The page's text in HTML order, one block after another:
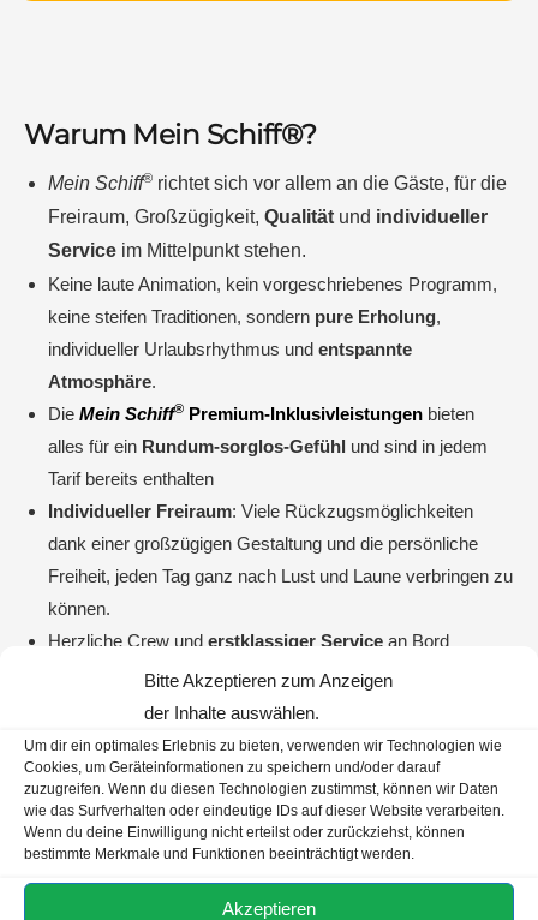
Bitte Akzeptieren zum Anzeigen
der Inhalte auswählen.
Um dir ein optimales Erlebnis zu bieten, verwenden wir Technologien wie
Cookies, um Geräteinformationen zu speichern und/oder darauf
zuzugreifen. Wenn du diesen Technologien zustimmst, können wir Daten
wie das Surfverhalten oder eindeutige IDs auf dieser Website verarbeiten.
Wenn du deine Einwilligung nicht erteilst oder zurückziehst, können
bestimmte Merkmale und Funktionen beeinträchtigt werden.
Akzeptieren
Warum Mein Schiff®?
Mein Schiff® richtet sich vor allem an die Gäste, für die
Freiraum, Großzügigkeit, Qualität und individueller
Service im Mittelpunkt stehen.
Keine laute Animation, kein vorgeschriebenes Programm,
keine steifen Traditionen, sondern pure Erholung,
individueller Urlaubsrhythmus und entspannte
Atmosphäre.
Die Mein Schiff® Premium-Inklusivleistungen bieten
alles für ein Rundum-sorglos-Gefühl und sind in jedem
Tarif bereits enthalten
Individueller Freiraum: Viele Rückzugsmöglichkeiten
dank einer großzügigen Gestaltung und die persönliche
Freiheit, jeden Tag ganz nach Lust und Laune verbringen zu
können.
Herzliche Crew und erstklassiger Service an Bord
Jeden Tag neue interessante Reiseziele entdecken. Und
Hotel ist immer dabei
Hochwertigeskulinarisches und unterhaltsamesAngebot
VielseitigeLandausflügezu eindrucksvollen
Sehenswürdigkeiten (gegen Aufpreis)
Auch der erfahrenste Kreuzfahrer entdeckt auf
abwechslungsreichen und neuen Routen immer wieder